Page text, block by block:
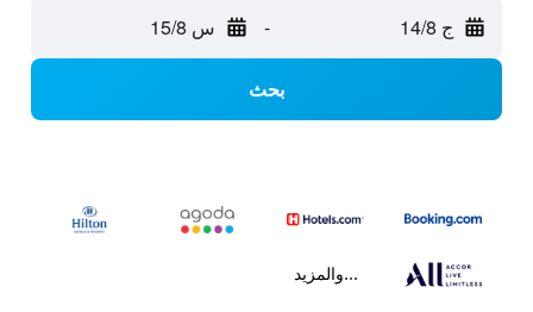
ج 14/8 - س 15/8
بحث
...والمزيد